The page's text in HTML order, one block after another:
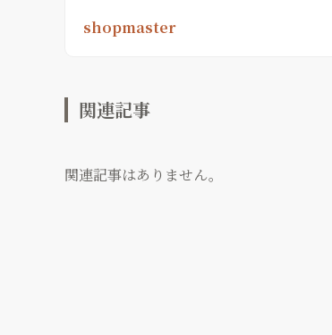
shopmaster
関連記事
関連記事はありません。